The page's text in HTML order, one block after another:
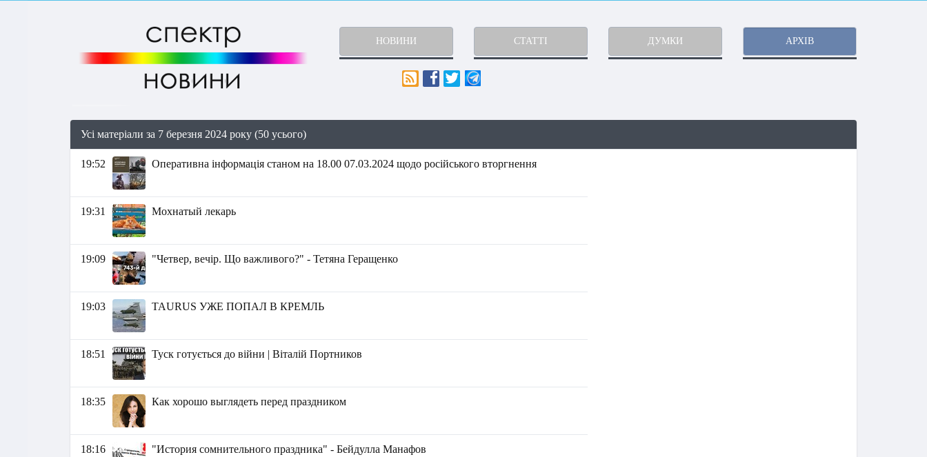
НОВИНИ СТАТТІ ДУМКИ АРХІВ
Усі матеріали за 7 березня 2024 року (50 усього)
19:52 Оперативна інформація станом на 18.00 07.03.2024 щодо російського вторгнення
19:31 Мохнатый лекарь
19:09 "Четвер, вечір. Що важливого?" - Тетяна Геращенко
19:03 TAURUS УЖЕ ПОПАЛ В КРЕМЛЬ
18:51 Туск готується до війни | Віталій Портников
18:35 Как хорошо выглядеть перед праздником
18:16 "История сомнительного праздника" - Бейдулла Манафов